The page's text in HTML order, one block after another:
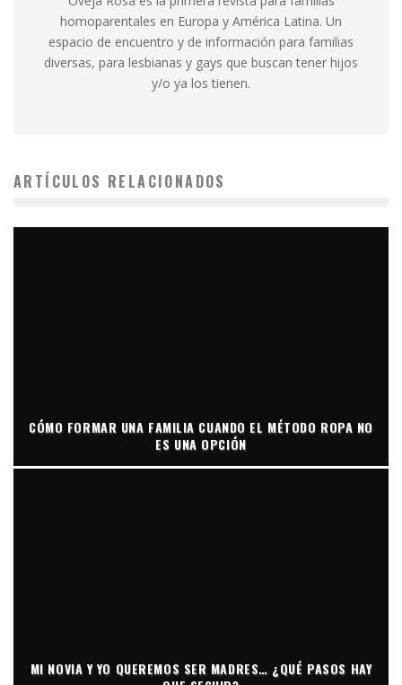
homoparentales en Europa y América Latina. Un
espacio de encuentro y de información para familias
diversas, para lesbianas y gays que buscan tener hijos
y/o ya los tienen.
ARTÍCULOS RELACIONADOS
CÓMO FORMAR UNA FAMILIA CUANDO EL MÉTODO ROPA NO
ES UNA OPCIÓN
MI NOVIA Y YO QUEREMOS SER MADRES… ¿QUÉ PASOS HAY